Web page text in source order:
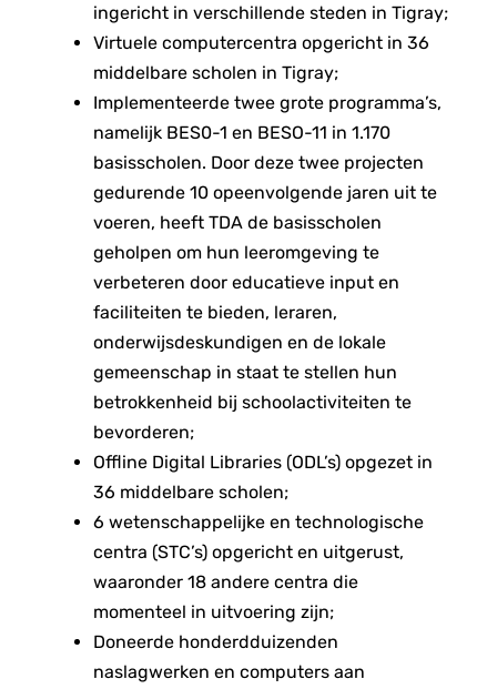
ingericht in verschillende steden in Tigray;
Virtuele computercentra opgericht in 36
middelbare scholen in Tigray;
Implementeerde twee grote programma’s,
namelijk BES0-1 en BESO-11 in 1.170
basisscholen. Door deze twee projecten
gedurende 10 opeenvolgende jaren uit te
voeren, heeft TDA de basisscholen
geholpen om hun leeromgeving te
verbeteren door educatieve input en
faciliteiten te bieden, leraren,
onderwijsdeskundigen en de lokale
gemeenschap in staat te stellen hun
betrokkenheid bij schoolactiviteiten te
bevorderen;
Offline Digital Libraries (ODL’s) opgezet in
36 middelbare scholen;
6 wetenschappelijke en technologische
centra (STC’s) opgericht en uitgerust,
waaronder 18 andere centra die
momenteel in uitvoering zijn;
Doneerde honderdduizenden
naslagwerken en computers aan